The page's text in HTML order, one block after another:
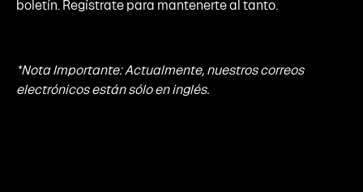
boletín. Regístrate para mantenerte al tanto.
*Nota Importante: Actualmente, nuestros correos
electrónicos están sólo en inglés.